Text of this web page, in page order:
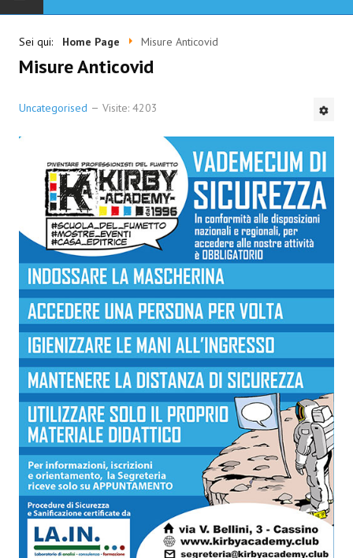
HOME
SCUOLA
CORSI IN SEDE E ON LINE
EVENTI
PRIVACY
CONTATTI
MISURE ANTICOVID
Sei qui: Home Page Misure Anticovid
Misure Anticovid
Uncategorised Visite: 4203